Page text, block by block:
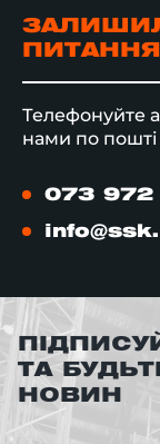
Телефонуйте
нами по пошті
073 972
ТА
НОВИН